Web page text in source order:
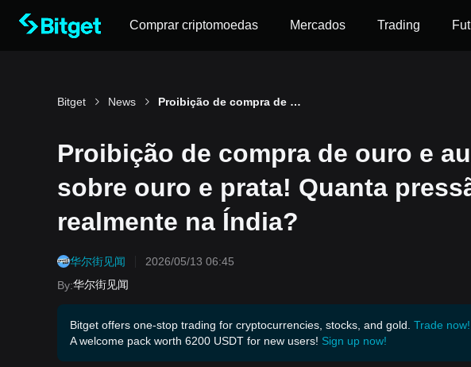
Comprar criptomoedas Mercados Trading
Bitget News Proibição de compra de ouro e aumento das tarifas sobre ouro e prata! Quanta pressão cambial existe realmente na Índia?
Proibição de compra de ouro e
sobre ouro e prata! Quanta
realmente na Índia?
华尔街见闻 2026/05/13 06:45
By:华尔街见闻
Bitget offers one-stop trading for cryptocurrencies, stocks, and gold. Trade now!
A welcome pack worth 6200 USDT for new users! Sign up now!